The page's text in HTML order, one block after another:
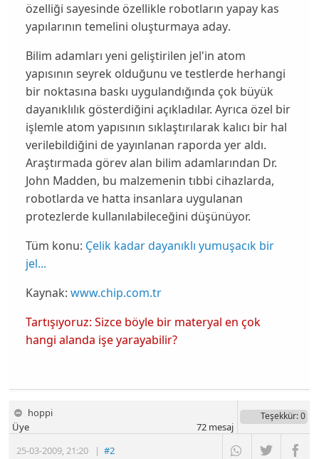
özelliği sayesinde özellikle robotların yapay kas
yapılarının temelini oluşturmaya aday.
Bilim adamları yeni geliştirilen jel'in atom
yapısının seyrek olduğunu ve testlerde herhangi
bir noktasına baskı uygulandığında çok büyük
dayanıklılık gösterdiğini açıkladılar. Ayrıca özel bir
işlemle atom yapısının sıklaştırılarak kalıcı bir hal
verilebildiğini de yayınlanan raporda yer aldı.
Araştırmada görev alan bilim adamlarından Dr.
John Madden, bu malzemenin tıbbi cihazlarda,
robotlarda ve hatta insanlara uygulanan
protezlerdekullanılabileceğini düşünüyor.
Tüm konu: Çelik kadar dayanıklı yumuşacık bir
jel...
Kaynak: www.chip.com.tr
Tartışıyoruz: Sizce böyle bir materyal en çok
hangi alanda işe yarayabilir?
hoppi
25-03-2009,21:20 |#2
Üye
Teşekkür: 0
72mesaj